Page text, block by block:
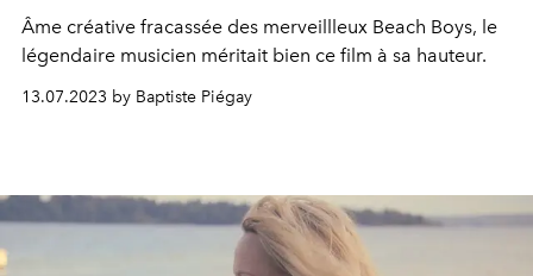
Âme créative fracassée des merveillleux Beach Boys, le
légendaire musicien méritait bien ce film à sa hauteur.
13.07.2023 by Baptiste Piégay